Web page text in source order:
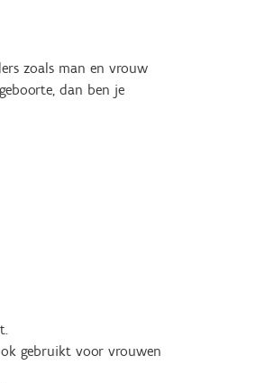
zoals man en vrouw
dan ben je
gebruikt voor vrouwen